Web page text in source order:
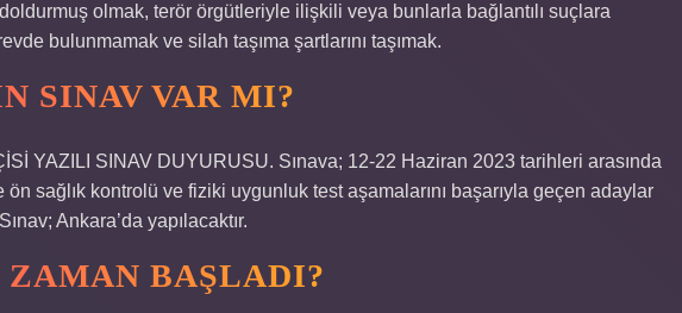
olmak, terör örgütleriyle ilişkili veya bunlarla bağlantılı suçlara
bulunmamak ve silah taşıma şartlarını taşımak.
SINAV VAR MI?
YAZILI SINAV DUYURUSU. Sınava; 12-22 Haziran 2023 tarihleri ​​arasında
ön sağlık kontrolü ve fiziki uygunluk test aşamalarını başarıyla geçen adaylar
Ankara’da yapılacaktır.
BAŞLADI?